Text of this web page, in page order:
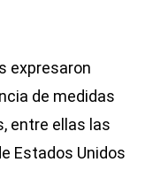
expresaron
de medidas
entre ellas las
Estados Unidos